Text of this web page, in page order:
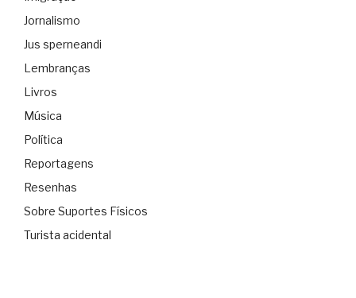
Jornalismo
Jus sperneandi
Lembranças
Livros
Música
Política
Reportagens
Resenhas
Sobre Suportes Físicos
Turista acidental